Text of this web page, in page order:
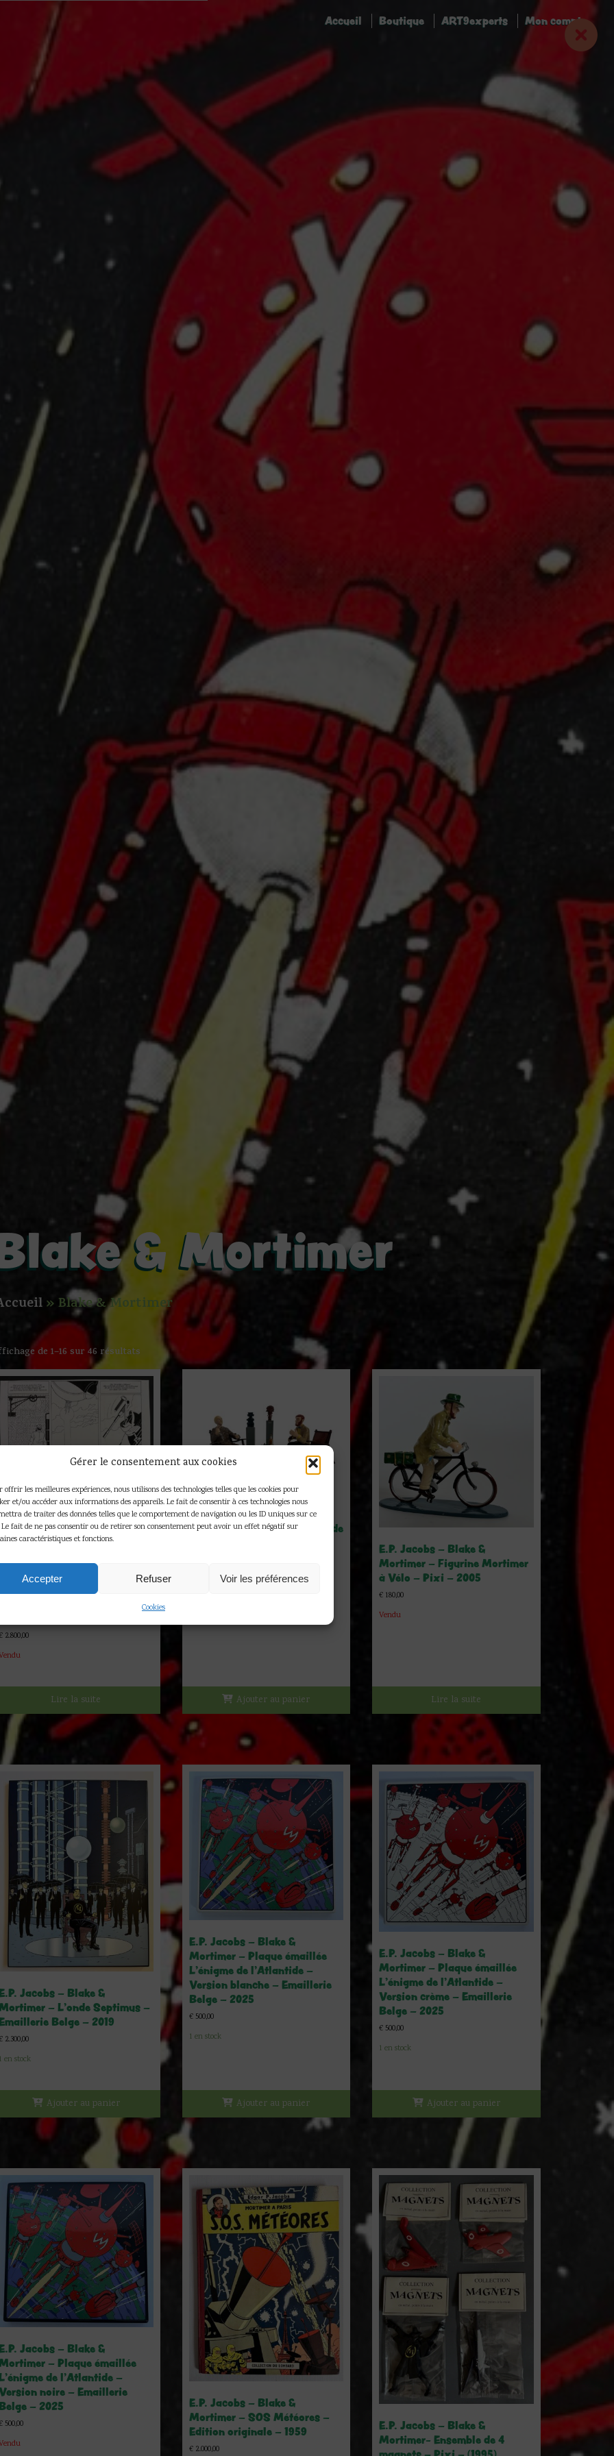
Gérer le consentement aux cookies
offrir les meilleures expériences, nous utilisons des technologies telles que les cookies pour
et/ou accéder aux informations des appareils. Le fait de consentir à ces technologies nous
de traiter des données telles que le comportement de navigation ou les ID uniques sur ce
Le fait de ne pas consentir ou de retirer son consentement peut avoir un effet négatif sur
caractéristiques et fonctions.
Accepter Refuser Voir les préférences
Cookies
Accueil Boutique ART9experts Mon compte
& Mortimer
»Blake & Mortimer
de 1–16 sur 46 résultats
et Mortimer – Planche
2.800,00
Lire la suite
E.P. Jacobs – Blake &
Mortimer – Figurine Le récit de
Ajouter au panier
E.P. Jacobs – Blake &
Mortimer – Figurine Mortimer
à Vélo – Pixi – 2005
€ 180,00
Vendu
Lire la suite
Jacobs – Blake &
– L’onde Septimus –
Belge – 2019
2.300,00
en stock
Ajouter au panier
E.P. Jacobs – Blake &
Mortimer – Plaque émaillée
L’énigme de l’Atlantide –
Version blanche – Emaillerie
Belge – 2025
€500,00
1 en stock
Ajouter au panier
E.P. Jacobs – Blake &
Mortimer – Plaque émaillée
L’énigme de l’Atlantide –
Version crème – Emaillerie
Belge – 2025
€ 500,00
1 en stock
Ajouter au panier
Jacobs – Blake &
– Plaque émaillée
de l’Atlantide –
noire – Emaillerie
– 2025
500,00
E.P. Jacobs – Blake &
Mortimer – SOS Météores –
Edition originale – 1959
€2.000,00
E.P. Jacobs – Blake &
Mortimer- Ensemble de 4